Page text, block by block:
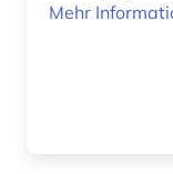
Mehr